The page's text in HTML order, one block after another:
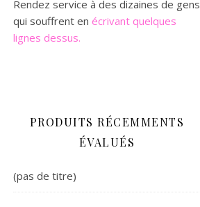
Rendez service à des dizaines de gens
qui souffrent en écrivant quelques
lignes dessus.
PRODUITS RÉCEMMENTS
ÉVALUÉS
(pas de titre)